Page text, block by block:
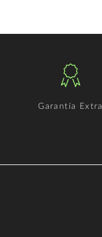
Garantía Extra